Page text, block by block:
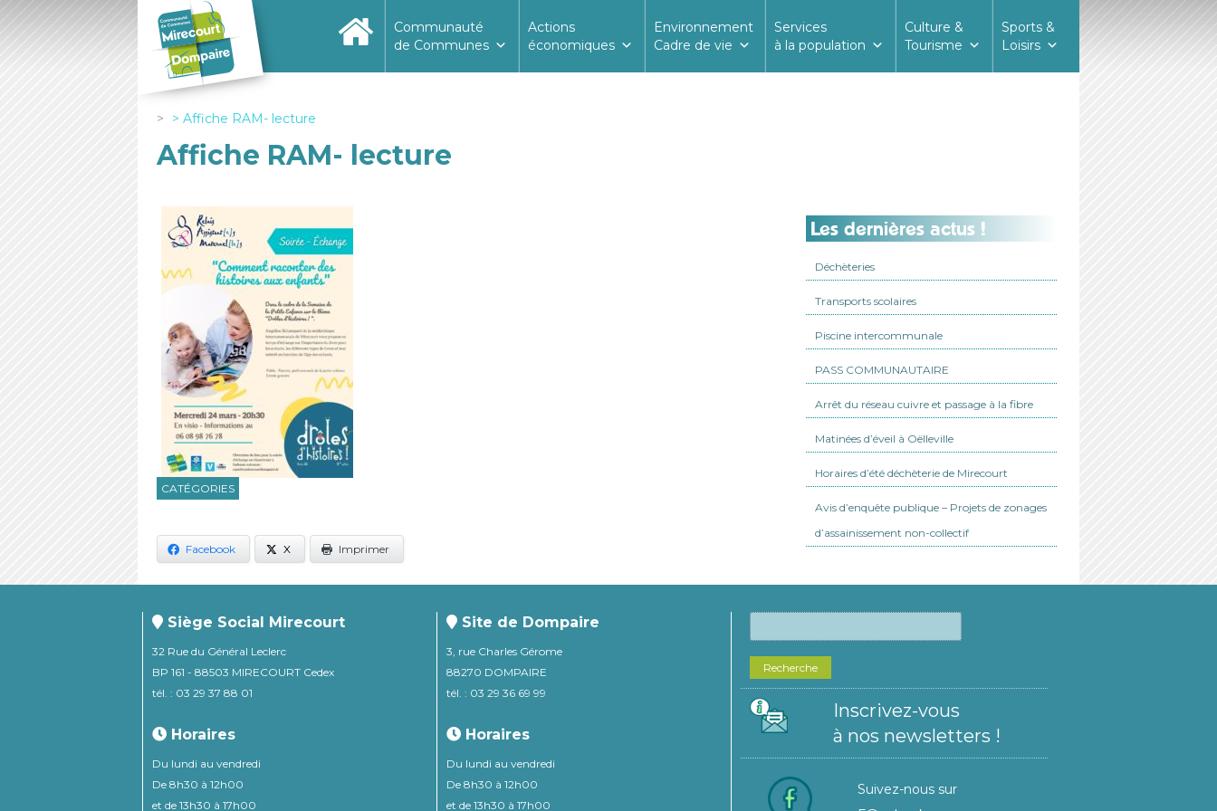
Communauté
de Communes
Actions
économiques
Environnement
Cadre de vie
Services
à la population
Culture &
Tourisme
Sports &
Loisirs
Affiche RAM- lecture
Affiche RAM- lecture
CATÉGORIES
Facebook X Imprimer
Les dernières actus !
Déchèteries
Transports scolaires
Piscine intercommunale
PASS COMMUNAUTAIRE
Arrêt du réseau cuivre et passage à la fibre
Matinées d’éveil à Oëlleville
Horaires d’été déchèterie de Mirecourt
Avis d’enquête publique – Projets de zonages
d’assainissement non-collectif
Siège Social Mirecourt
32 Rue du Général Leclerc
BP 161 - 88503 MIRECOURT Cedex
tél. : 03 29 37 88 01
Horaires
Du lundi au vendredi
De 8h30 à 12h00
et de 13h30 à 17h00
Site de Dompaire
3, rue Charles Gérome
88270 DOMPAIRE
tél. : 03 29 36 69 99
Horaires
Du lundi au vendredi
De 8h30 à 12h00
et de 13h30 à 17h00
Recherche
Inscrivez-vous
à nos newsletters !
Suivez-nous sur